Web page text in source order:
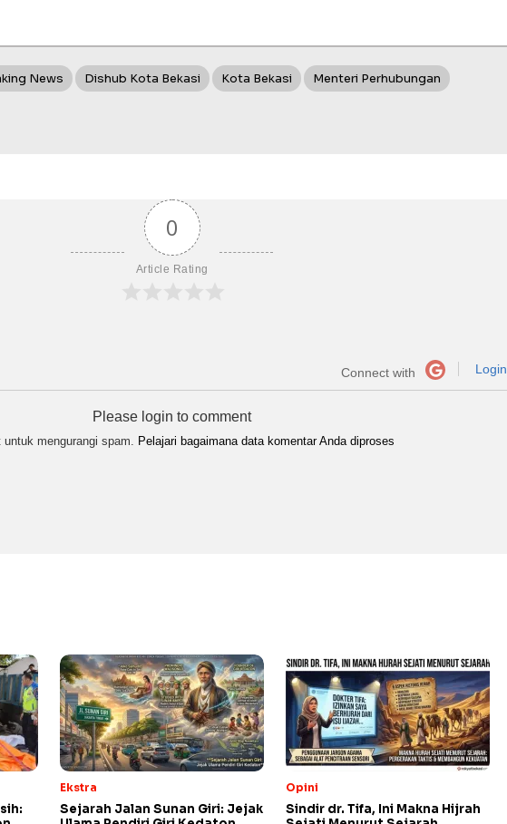
News Dishub Kota Bekasi Kota Bekasi Menteri Perhubungan
0
Article Rating
Connect with Login
Please login to comment
mengurangi spam. Pelajari bagaimana data komentar Anda diproses
Ekstra
Sejarah Jalan Sunan Giri: Jejak
Opini
Sindir dr. Tifa, Ini Makna Hijrah